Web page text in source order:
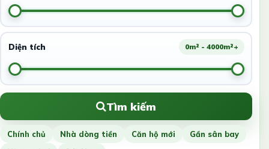
Diện tích 0m² - 4000m²+
Tìm kiếm
Chính chủ Nhà dòng tiền Căn hộ mới
Gần sân bay